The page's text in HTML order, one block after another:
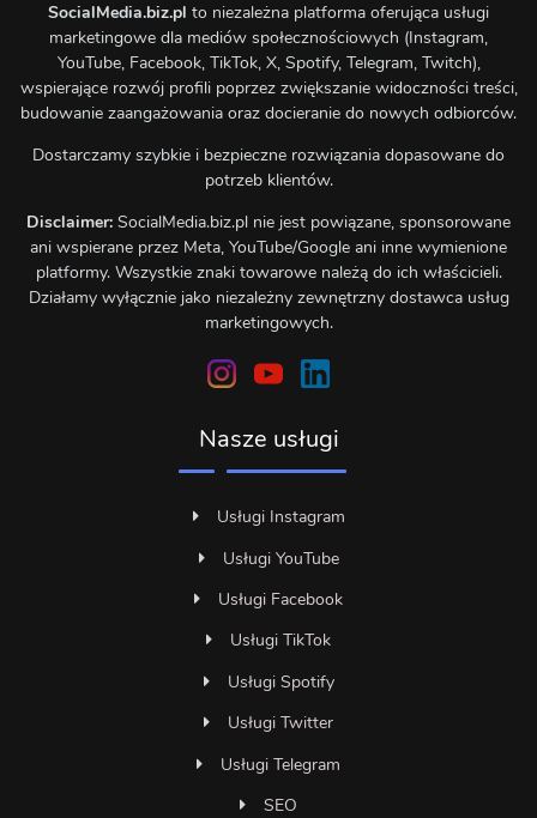
SocialMedia.biz.pl to niezależna platforma oferująca usługi
marketingowe dla mediów społecznościowych (Instagram,
YouTube, Facebook, TikTok, X, Spotify, Telegram, Twitch),
wspierające rozwój profili poprzez zwiększanie widoczności treści,
budowanie zaangażowania oraz docieranie do nowych odbiorców.
Dostarczamy szybkie i bezpieczne rozwiązania dopasowane do
potrzeb klientów.
Disclaimer: SocialMedia.biz.pl nie jest powiązane, sponsorowane
ani wspierane przez Meta, YouTube/Google ani inne wymienione
platformy. Wszystkie znaki towarowe należą do ich właścicieli.
Działamy wyłącznie jako niezależny zewnętrzny dostawca usług
marketingowych.
Nasze usługi
Usługi Instagram
Usługi YouTube
Usługi Facebook
Usługi TikTok
Usługi Spotify
Usługi Twitter
Usługi Telegram
SEO